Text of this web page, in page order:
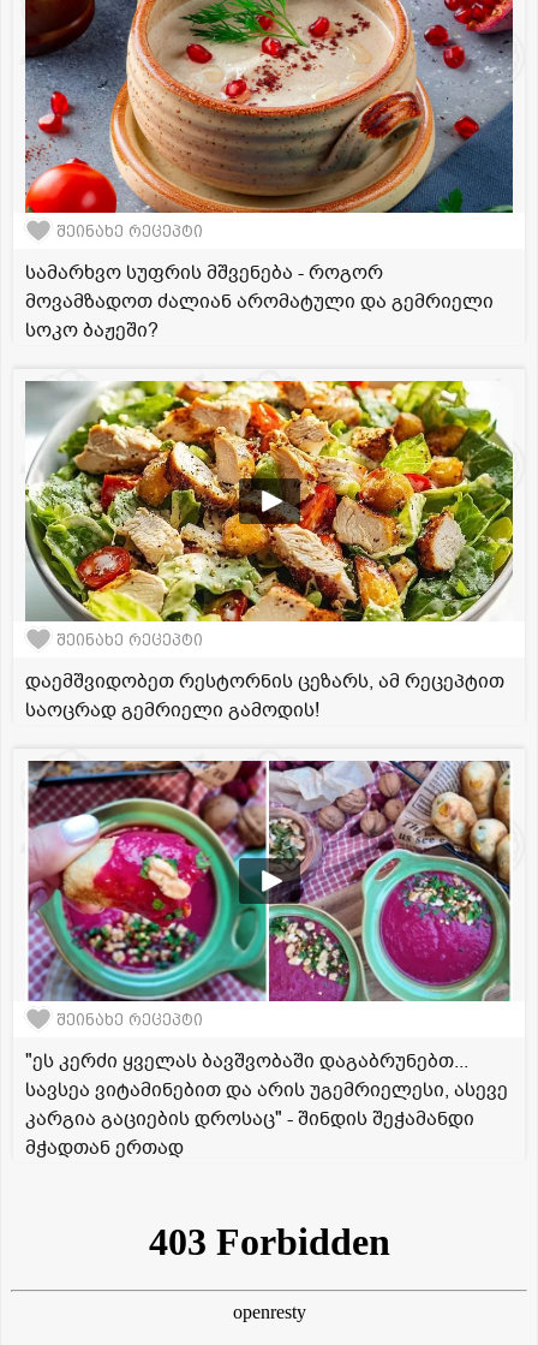
შეინახე რეცეპტი
სამარხვო სუფრის მშვენება - როგორ
მოვამზადოთ ძალიან არომატული და გემრიელი
სოკო ბაჟეში?
შეინახე რეცეპტი
დაემშვიდობეთ რესტორნის ცეზარს, ამ რეცეპტით
საოცრად გემრიელი გამოდის!
შეინახე რეცეპტი
"ეს კერძი ყველას ბავშვობაში დაგაბრუნებთ...
სავსეა ვიტამინებით და არის უგემრიელესი, ასევე
კარგია გაციების დროსაც" - შინდის შეჭამანდი
მჭადთან ერთად